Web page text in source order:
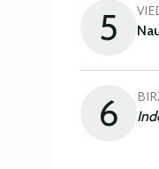
5
6